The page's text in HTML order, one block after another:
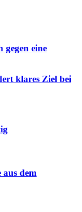
gegen eine
klares Ziel bei
dem